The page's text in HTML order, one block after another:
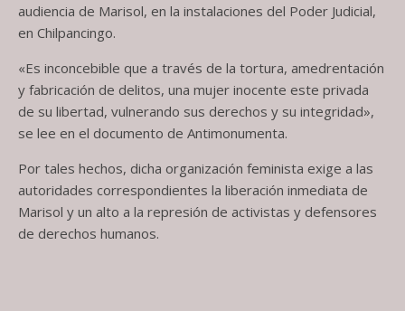
audiencia de Marisol, en la instalaciones del Poder Judicial,
en Chilpancingo.
«Es inconcebible que a través de la tortura, amedrentación
y fabricación de delitos, una mujer inocente este privada
de su libertad, vulnerando sus derechos y su integridad»,
se lee en el documento de Antimonumenta.
Por tales hechos, dicha organización feminista exige a las
autoridades correspondientes la liberación inmediata de
Marisol y un alto a la represión de activistas y defensores
de derechos humanos.